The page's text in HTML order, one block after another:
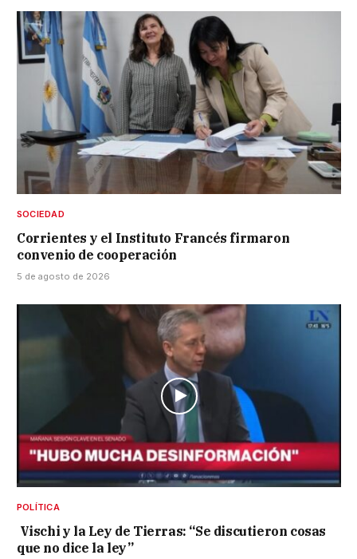
SOCIEDAD
Corrientes y el Instituto Francés firmaron
convenio de cooperación
5 de agosto de 2026
POLÍTICA
Vischi y la Ley de Tierras: “Se discutieron cosas
que no dice la ley”